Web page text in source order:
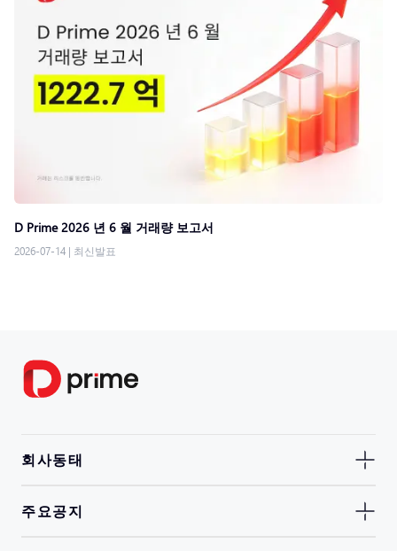
D Prime 2026 년 6 월 거래량 보고서
2026-07-14 | 최신발표
회사동태
주요공지